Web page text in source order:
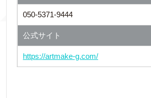
050-5371-9444
公式サイト
https://artmake-g.com/